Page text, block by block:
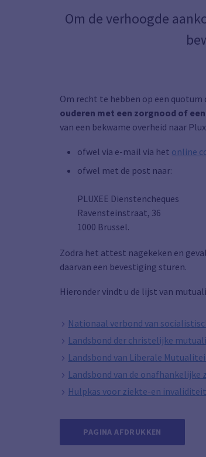
Om de verhoogde
Om recht te hebben op een
ouderen met een zorgnood of
van een bekwame overheid naar
ofwel via e-mailvia het online
ofwel met de post naar:
PLUXEE Dienstencheques
Ravensteinstraat, 36
1000 Brussel.
Zodra het attest nagekeken en
daarvan een bevestiging sturen.
Hieronder vindt u de lijst van
Nationaal verbond van
Landsbond der christelijke
Landsbond van Liberale
Landsbond van de onafhankelijke
Hulpkas voor ziekte-en
PAGINA AFDRUKKEN